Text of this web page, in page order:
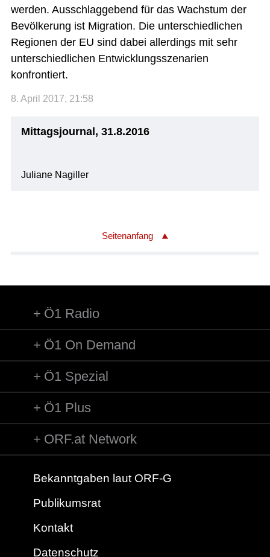
werden. Ausschlaggebend für das Wachstum der
Bevölkerung ist Migration. Die unterschiedlichen
Regionen der EU sind dabei allerdings mit sehr
unterschiedlichen Entwicklungsszenarien
konfrontiert.
8. April 2017, 21:58
Mittagsjournal, 31.8.2016
Juliane Nagiller
Seitenanfang
Ö1 Radio
Ö1 On Demand
Ö1 Spezial
Ö1 Plus
ORF.at Network
Bekanntgaben laut ORF-G
Publikumsrat
Kontakt
Datenschutz